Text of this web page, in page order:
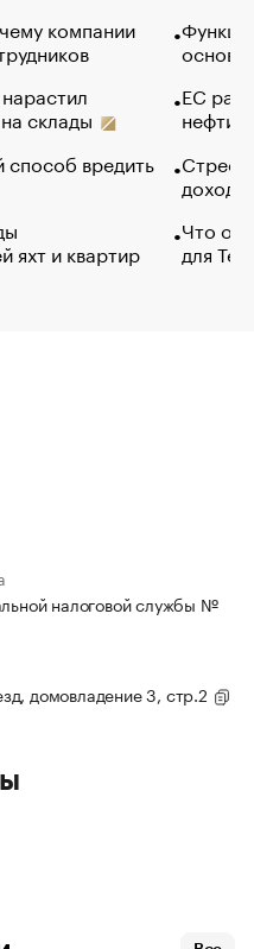
компании
склады
способ вредить
яхт и квартир
основ
ЕС
нефти
Что
для
налоговой службы №
домовладение 3, стр.2